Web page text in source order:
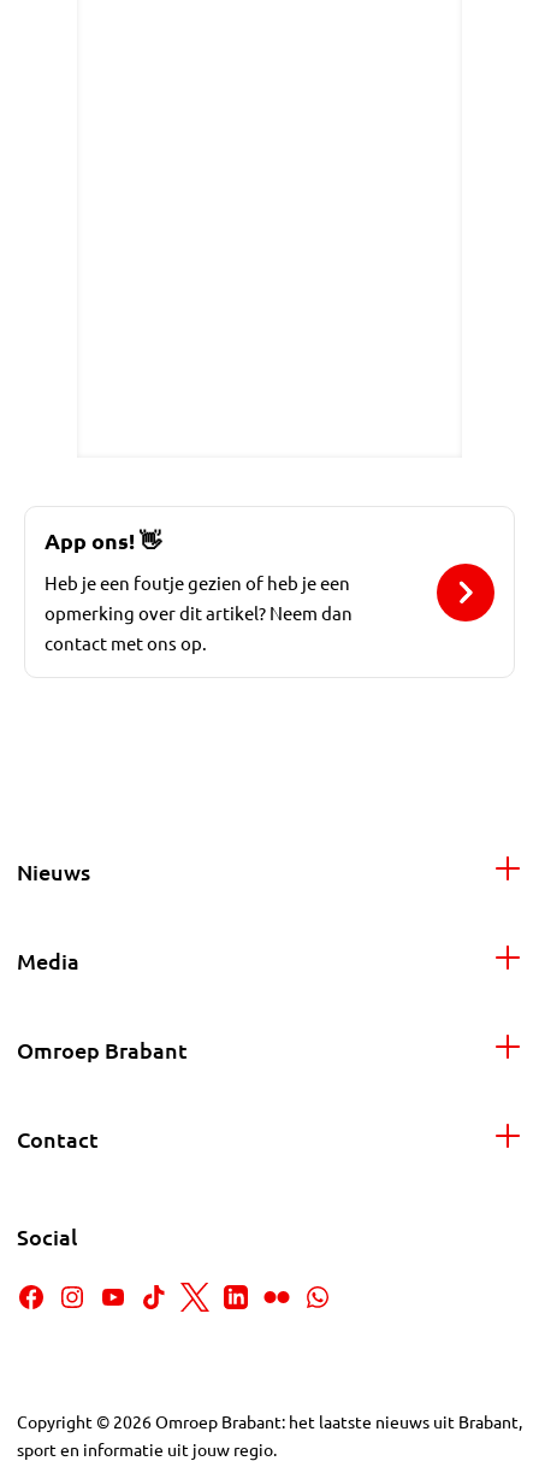
App ons!👋
Heb je een foutje gezien of heb je een
opmerking over dit artikel? Neem dan
contact met ons op.
Nieuws
Media
Omroep Brabant
Contact
Social
Copyright © 2026Omroep Brabant: het laatste nieuws uit Brabant,
sport en informatie uit jouw regio.